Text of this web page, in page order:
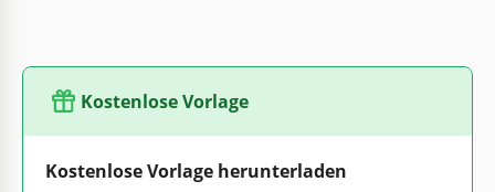
Kostenlose Vorlage
Kostenlose Vorlage herunterladen